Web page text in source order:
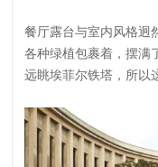
餐厅露台与室内风格迥
各种绿植包裹着，摆满
远眺埃菲尔铁塔，所以